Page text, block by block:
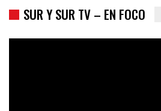
SUR Y SUR TV – EN FOCO